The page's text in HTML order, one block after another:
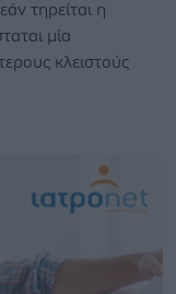
τηρείται η
μία
κλειστούς